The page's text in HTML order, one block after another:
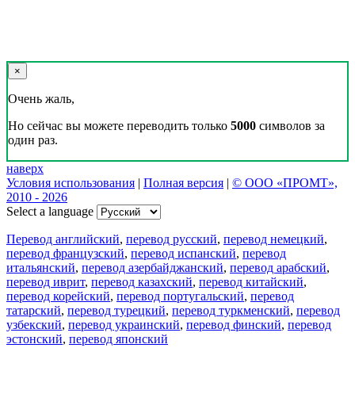
×
Очень жаль,
Но сейчас вы можете переводить только 5000 символов за
один раз.
наверх
Условия использования | Полная версия | © ООО «ПРОМТ»,
2010 - 2026
Select a language
Перевод английский, перевод русский, перевод немецкий,
перевод французский, перевод испанский, перевод
итальянский, перевод азербайджанский, перевод арабский,
перевод иврит, перевод казахский, перевод китайский,
перевод корейский, перевод португальский, перевод
татарский, перевод турецкий, перевод туркменский, перевод
узбекский, перевод украинский, перевод финский, перевод
эстонский, перевод японский